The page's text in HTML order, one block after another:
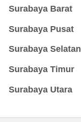
Surabaya Barat
Surabaya Pusat
Surabaya Selatan
Surabaya Timur
Surabaya Utara